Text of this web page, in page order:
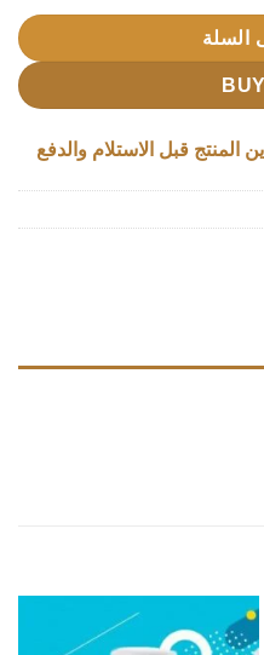
السلة
المنتج قبل الاستلام والدفع